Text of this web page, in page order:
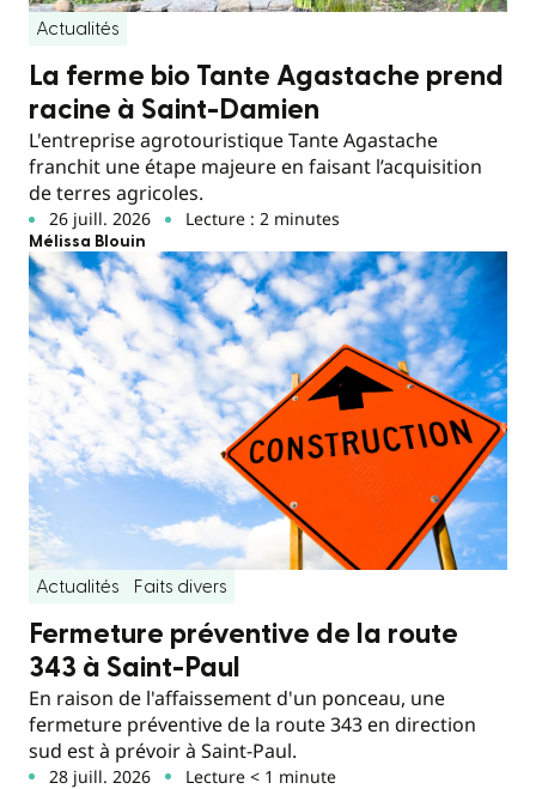
Actualités
La ferme bio Tante Agastache prend
racine à Saint-Damien
L'entreprise agrotouristique Tante Agastache
franchit une étape majeure en faisant l’acquisition
de terres agricoles.
26 juill. 2026 Lecture : 2 minutes
Mélissa Blouin
Actualités Faits divers
Fermeture préventive de la route
343 à Saint-Paul
En raison de l'affaissement d'un ponceau, une
fermeture préventive de la route 343 en direction
sud est à prévoir à Saint-Paul.
28 juill. 2026 Lecture < 1 minute